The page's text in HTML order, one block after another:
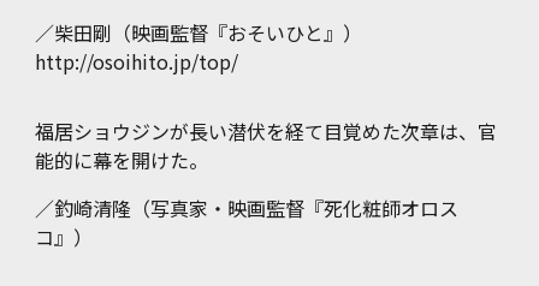
／柴田剛（映画監督『おそいひと』）
http://osoihito.jp/top/
福居ショウジンが長い潜伏を経て目覚めた次章は、官
能的に幕を開けた。
／釣崎清隆（写真家・映画監督『死化粧師オロス
コ』）